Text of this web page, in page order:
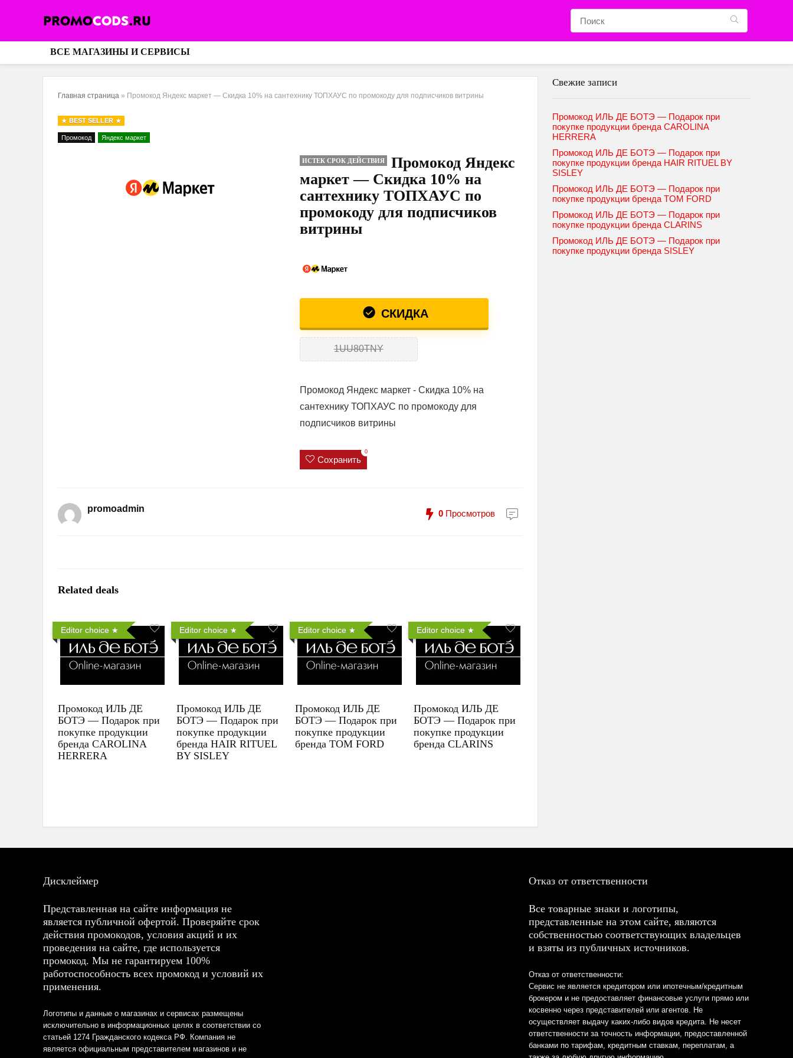
ВСЕ МАГАЗИНЫ И СЕРВИСЫ
Главная страница » Промокод Яндекс маркет — Скидка 10% на сантехнику ТОПХАУС по промокоду для подписчиков витрины
BEST SELLER
Промокод Яндекс маркет
ИСТЕК СРОК ДЕЙСТВИЯ
Промокод Яндекс
маркет — Скидка 10% на
сантехнику ТОПХАУС по
промокоду для подписчиков
витрины
СКИДКА
1UU80ТNY
Промокод Яндекс маркет - Скидка 10% на
сантехнику ТОПХАУС по промокоду для
подписчиков витрины
Сохранить
0
promoadmin 0 Просмотров
Related deals
Editor choice
Промокод ИЛЬ ДЕ
БОТЭ — Подарок при
покупке продукции
бренда CAROLINA
HERRERA
Editor choice
Промокод ИЛЬ ДЕ
БОТЭ — Подарок при
покупке продукции
бренда HAIR RITUEL
BY SISLEY
Editor choice
Промокод ИЛЬ ДЕ
БОТЭ — Подарок при
покупке продукции
бренда TOM FORD
Editor choice
Промокод ИЛЬ ДЕ
БОТЭ — Подарок при
покупке продукции
бренда CLARINS
Свежие записи
Промокод ИЛЬ ДЕ БОТЭ — Подарок при
покупке продукции бренда CAROLINA
HERRERA
Промокод ИЛЬ ДЕ БОТЭ — Подарок при
покупке продукции бренда HAIR RITUEL BY
SISLEY
Промокод ИЛЬ ДЕ БОТЭ — Подарок при
покупке продукции бренда TOM FORD
Промокод ИЛЬ ДЕ БОТЭ — Подарок при
покупке продукции бренда CLARINS
Промокод ИЛЬ ДЕ БОТЭ — Подарок при
покупке продукции бренда SISLEY
Дисклеймер
Представленная на сайте информация не
является публичной офертой. Проверяйте срок
действия промокодов, условия акций и их
проведения на сайте, где используется
промокод. Мы не гарантируем 100%
работоспособность всех промокод и условий их
применения.
Логотипы и данные о магазинах и сервисах размещены
исключительно в информационных целях в соответствии со
статьей 1274 Гражданского кодекса РФ. Компания не
является официальным представителем магазинов и не
Отказ от ответственности
Все товарные знаки и логотипы,
представленные на этом сайте, являются
собственностью соответствующих владельцев
и взяты из публичных источников.
Отказ от ответственности:
Сервис не является кредитором или ипотечным/кредитным
брокером и не предоставляет финансовые услуги прямо или
косвенно через представителей или агентов. Не
осуществляет выдачу каких-либо видов кредита. Не несет
ответственности за точность информации, предоставленной
банками по тарифам, кредитным ставкам, переплатам, а